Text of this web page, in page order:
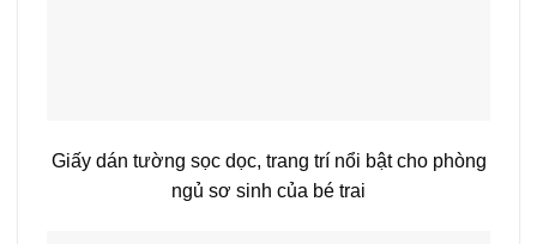
Giấy dán tường sọc dọc, trang trí nổi bật cho phòng
ngủ sơ sinh của bé trai